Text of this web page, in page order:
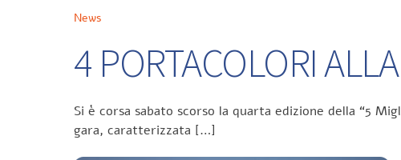
News
4 PORTACOLORI
Si è corsa sabato scorso la quarta edizione della “5
gara, caratterizzata […]